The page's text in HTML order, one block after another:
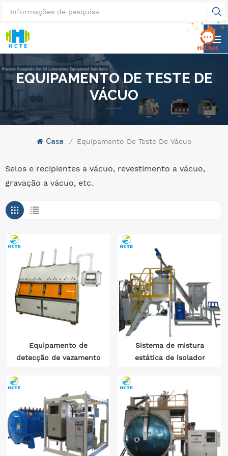
EQUIPAMENTO DE TESTE DE
VÁCUO
Casa / Equipamento De Teste De Vácuo
Selos e recipientes a vácuo, revestimento a vácuo,
gravação a vácuo, etc.
Equipamento de
detecção de vazamento
câmaras
Sistema de mistura
estática de isolador